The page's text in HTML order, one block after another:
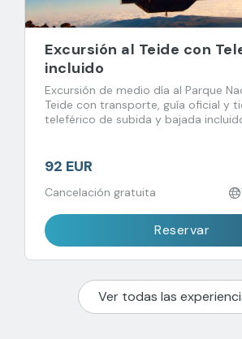
Excursión al Teide con
incluido
Excursión de medio día al Parque
Teide con transporte, guía oficial y
teleférico de subida y bajada
92 EUR
Cancelación gratuita
Reservar
Ver todas las